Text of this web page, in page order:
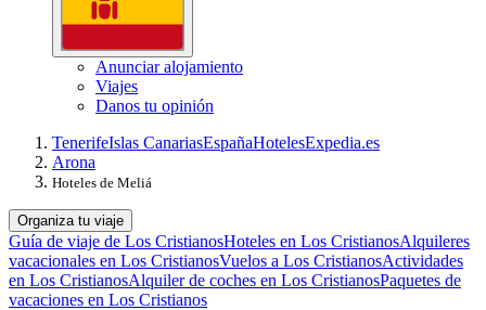
Anunciar alojamiento
Viajes
Danos tu opinión
TenerifeIslas CanariasEspañaHotelesExpedia.es
Arona
Hoteles de Meliá
Organiza tu viaje
Guía de viaje de Los CristianosHoteles en Los CristianosAlquileres
vacacionales en Los CristianosVuelos a Los CristianosActividades
en Los CristianosAlquiler de coches en Los CristianosPaquetes de
vacaciones en Los Cristianos